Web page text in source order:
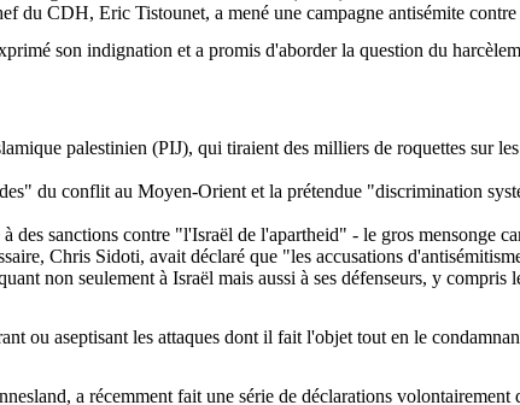
du CDH, Eric Tistounet, a mené une campagne antisémite
son indignation et a promis d'aborder la question du
palestinien (PIJ), qui tiraient des milliers de roquettes sur
du conflit au Moyen-Orient et la prétendue "discrimination
des sanctions contre "l'Israël de l'apartheid" - le gros mensonge
Chris Sidoti, avait déclaré que "les accusations
non seulement à Israël mais aussi à ses défenseurs, y compris
ou aseptisant les attaques dont il fait l'objet tout en le
, a récemment fait une série de déclarations